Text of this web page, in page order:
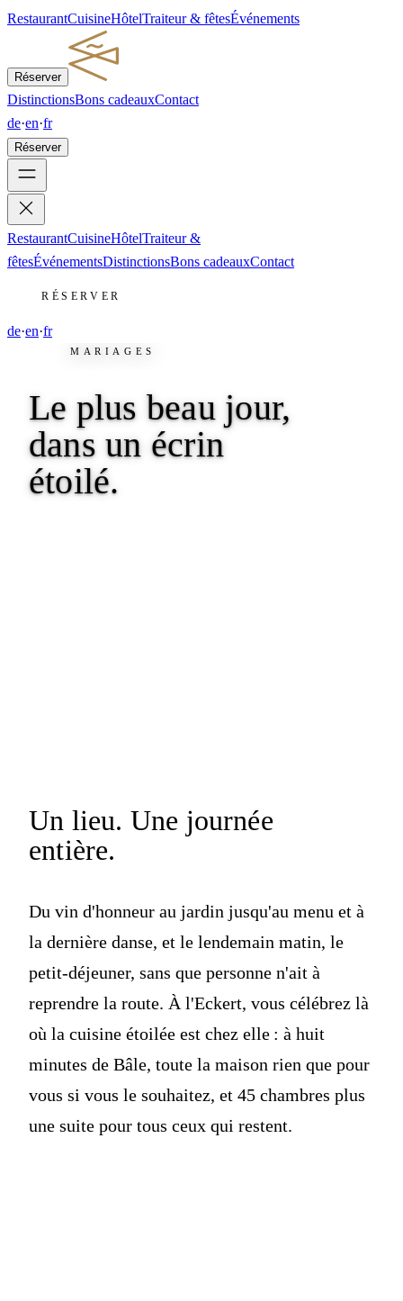
RestaurantCuisineHôtelTraiteur & fêtesÉvénements
Réserver
DistinctionsBons cadeauxContact
de·en·fr
Réserver
RestaurantCuisineHôtelTraiteur &
fêtesÉvénementsDistinctionsBons cadeauxContact
RÉSERVER
de·en·fr
MARIAGES
Le plus beau jour,
dans un écrin
étoilé.
Un lieu. Une journée
entière.
Du vin d'honneur au jardin jusqu'au menu et à
la dernière danse, et le lendemain matin, le
petit-déjeuner, sans que personne n'ait à
reprendre la route. À l'Eckert, vous célébrez là
où la cuisine étoilée est chez elle : à huit
minutes de Bâle, toute la maison rien que pour
vous si vous le souhaitez, et 45 chambres plus
une suite pour tous ceux qui restent.